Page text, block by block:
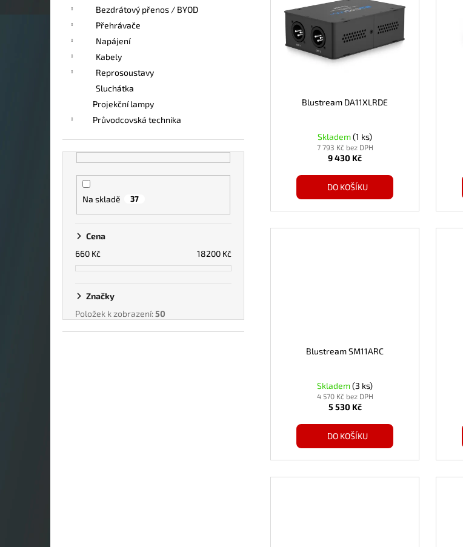
Bezdrátový přenos / BYOD
Přehrávače
Napájení
Kabely
Reprosoustavy
Sluchátka
Projekční lampy
Průvodcovská technika
Na skladě 37
Cena
660 Kč 18200 Kč
Značky
Položek k zobrazení:50
Blustream DA11XLRDE
Skladem(1 ks)
7 793 Kč bez DPH
9 430 Kč
DO KOŠÍKU
Blustream SM11ARC
Skladem(3 ks)
4 570 Kč bez DPH
5 530 Kč
DO KOŠÍKU